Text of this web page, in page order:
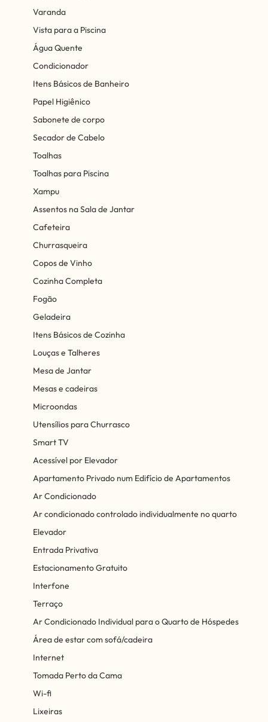
Varanda
Vista para a Piscina
Água Quente
Condicionador
Itens Básicos de Banheiro
Papel Higiênico
Sabonete de corpo
Secador de Cabelo
Toalhas
Toalhas para Piscina
Xampu
Assentos na Sala de Jantar
Cafeteira
Churrasqueira
Copos de Vinho
Cozinha Completa
Fogão
Geladeira
Itens Básicos de Cozinha
Louças e Talheres
Mesa de Jantar
Mesas e cadeiras
Microondas
Utensílios para Churrasco
Smart TV
Acessível por Elevador
Apartamento Privado num Edifício de Apartamentos
Ar Condicionado
Ar condicionado controlado individualmente no quarto
Elevador
Entrada Privativa
Estacionamento Gratuito
Interfone
Terraço
Ar Condicionado Individual para o Quarto de Hóspedes
Área de estar com sofá/cadeira
Internet
Tomada Perto da Cama
Wi-fi
Lixeiras